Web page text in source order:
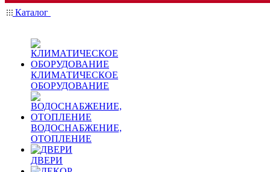
Каталог
КЛИМАТИЧЕСКОЕ
ОБОРУДОВАНИЕ
ВОДОСНАБЖЕНИЕ,
ОТОПЛЕНИЕ
ДВЕРИ